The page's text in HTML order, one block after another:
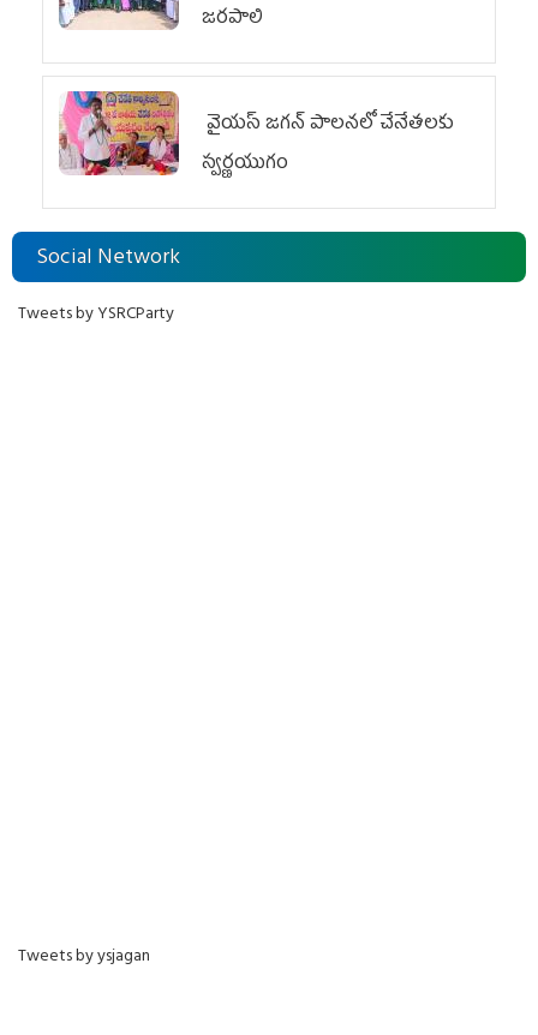
జరపాలి
వైయ‌స్ జగన్ పాలనలో చేనేతలకు
స్వర్ణయుగం
Social Network
Tweets by YSRCParty
Tweets by ysjagan